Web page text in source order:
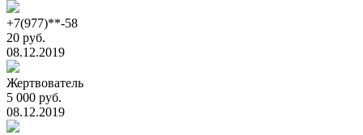
+7(977)**-58
20 руб.
08.12.2019
Жертвователь
5 000 руб.
08.12.2019